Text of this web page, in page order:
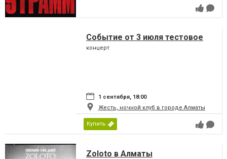
Событие от 3 июля тестовое
концерт
1 сентября, 18:00
Жесть, ночной клуб в городе Алматы
Купить
Zoloto в Алматы